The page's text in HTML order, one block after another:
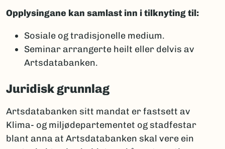
Opplysingane kan samlast inn i tilknyting til:
Sosiale og tradisjonelle medium.
Seminar arrangerte heilt eller delvis av
Artsdatabanken.
Juridisk grunnlag
Artsdatabanken sitt mandat er fastsett av
Klima- og miljødepartementet og stadfestar
blant anna at Artsdatabanken skal vere ein